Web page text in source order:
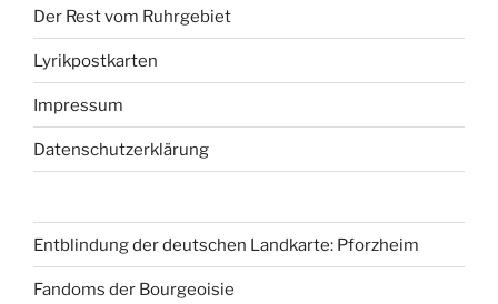
Der Rest vom Ruhrgebiet
Lyrikpostkarten
Impressum
Datenschutzerklärung
Entblindung der deutschen Landkarte: Pforzheim
Fandoms der Bourgeoisie